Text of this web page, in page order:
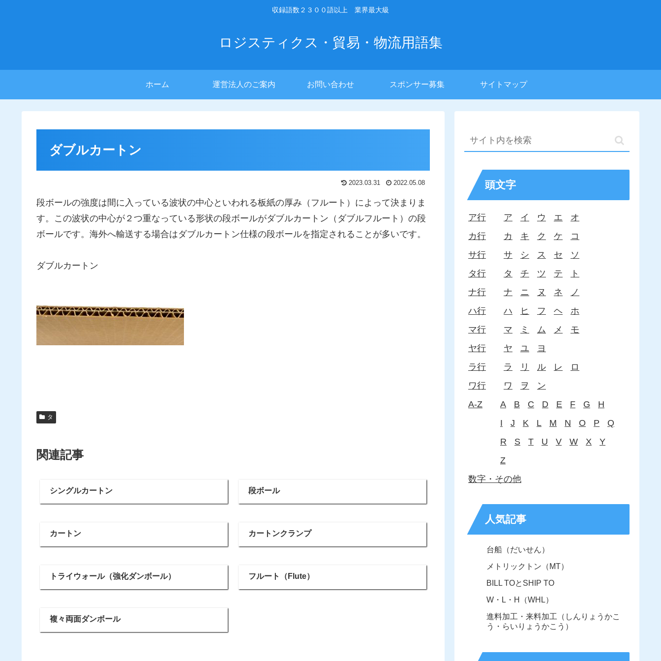
収録語数２３００語以上 業界最大級
ロジスティクス・貿易・物流用語集
ホーム 運営法人のご案内 お問い合わせ スポンサー募集 サイトマップ
ダブルカートン
2023.03.31 2022.05.08
段ボールの強度は間に入っている波状の中心といわれる板紙の厚み（フルート）によって決まりま
す。この波状の中心が２つ重なっている形状の段ボールがダブルカートン（ダブルフルート）の段
ボールです。海外へ輸送する場合はダブルカートン仕様の段ボールを指定されることが多いです。
ダブルカートン
タ
関連記事
シングルカートン 段ボール
カートン カートンクランプ
トライウォール（強化ダンボール） フルート（Flute）
複々両面ダンボール
頭文字
ア行 ア イ ウ エ
オ
カ行
カ キ ク ケ
コ
サ行
サ シ ス セ
ソ
タ行
タ チ ツ テ
ト
ナ行
ナ ニ ヌ ネ
ノ
ハ行
ハ ヒ フ ヘ
ホ
マ行
マ ミ ム メ
モ
ヤ行
ヤ ユ
ヨ
ラ行
ラ リ ル レ
ロ
ワ行
ワ ヲ
ン
A-Z
A B C D E F G
H
I
J K L M N O P
Q
R
S T U V W X
Y
Z
数字・その他
人気記事
台船（だいせん）
メトリックトン（MT）
BILL TOとSHIP TO
W・L・H（WHL）
進料加工・来料加工（しんりょうかこ
う・らいりょうかこう）